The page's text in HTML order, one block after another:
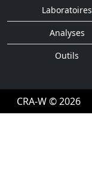
Laboratoires
Analyses
Outils
CRA-W © 2026